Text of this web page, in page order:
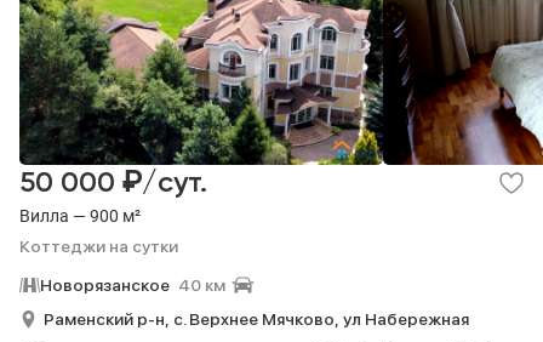
Квартиры 2 Дома и дачи 7 Коммерческая
3
Гаражи 1 Коттеджи на сутки 8
Посуточно
Коттеджи на сутки 8
Вилла — 900 м²
Коттеджи на сутки
50 000 ₽/сут.
Новорязанское 40 км
Раменский р-н, с. Верхнее Мячково, ул Набережная